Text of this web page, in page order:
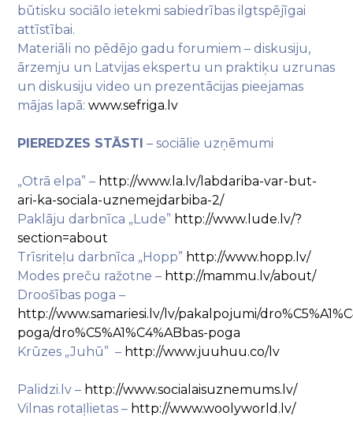
būtisku sociālo ietekmi sabiedrības ilgtspējīgai
attīstībai.
Materiāli no pēdējo gadu forumiem – diskusiju,
ārzemju un Latvijas ekspertu un praktiķu uzrunas
un diskusiju video un prezentācijas pieejamas
mājas lapā:www.sefriga.lv
PIEREDZES STĀSTI – sociālie uzņēmumi
„Otrā elpa” – http://www.la.lv/labdariba-var-but-
ari-ka-sociala-uznemejdarbiba-2/
Paklāju darbnīca „Lude” http://www.lude.lv/?
section=about
Trīsriteļu darbnīca „Hopp” http://www.hopp.lv/
Modes preču ražotne – http://mammu.lv/about/
Droošības poga –
http://www.samariesi.lv/lv/pakalpojumi/
poga/dro%C5%A1%C4%ABbas-poga
Krūzes „Juhū” – http://www.juuhuu.co/lv
Palidzi.lv – http://www.socialaisuznemums.lv/
Vilnas rotaļlietas – http://www.woolyworld.lv/